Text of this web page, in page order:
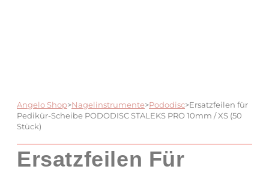
Angelo Shop>Nagelinstrumente>Pododisc>Ersatzfeilen für
Pedikür-Scheibe PODODISC STALEKS PRO 10mm / XS (50
Stück)
Ersatzfeilen Für